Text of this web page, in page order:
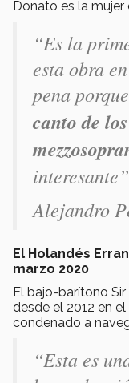
Donato es la
“Es la
esta obra
pena porque
canto de
interesante”
Alejandro
El Holandés
marzo 2020
El bajo-barítono
desde el 2012 en
condenado a
“Esta es